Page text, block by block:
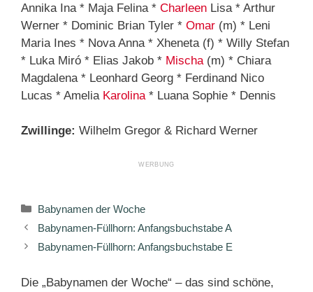
Annika Ina * Maja Felina * Charleen Lisa * Arthur
Werner * Dominic Brian Tyler * Omar (m) * Leni
Maria Ines * Nova Anna * Xheneta (f) * Willy Stefan
* Luka Miró * Elias Jakob * Mischa (m) * Chiara
Magdalena * Leonhard Georg * Ferdinand Nico
Lucas * Amelia Karolina * Luana Sophie * Dennis
Zwillinge: Wilhelm Gregor & Richard Werner
Kategorien
Babynamen der Woche
Babynamen-Füllhorn: Anfangsbuchstabe A
Babynamen-Füllhorn: Anfangsbuchstabe E
Die „Babynamen der Woche“ – das sind schöne,